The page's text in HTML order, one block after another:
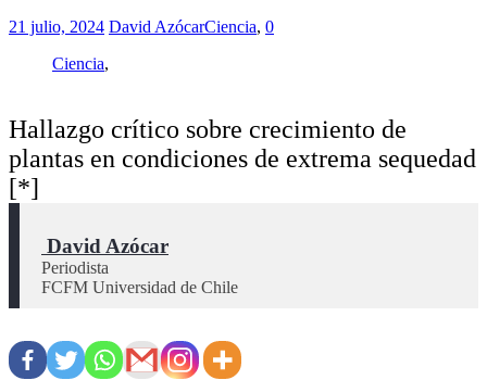
21 julio, 2024 David AzócarCiencia, 0
Ciencia,
Hallazgo crítico sobre crecimiento de
plantas en condiciones de extrema sequedad
[*]
David Azócar
Periodista